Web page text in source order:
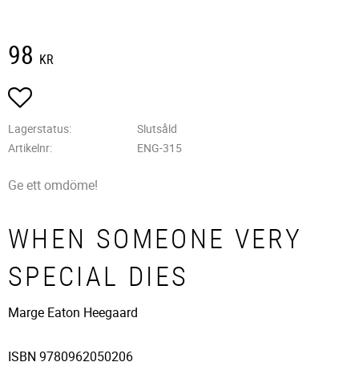
98 KR
Lägg till i favoriter
Lagerstatus
Slutsåld
Artikelnr
ENG-315
Ge ett omdöme!
WHEN SOMEONE VERY
SPECIAL DIES
Marge Eaton Heegaard
ISBN 9780962050206